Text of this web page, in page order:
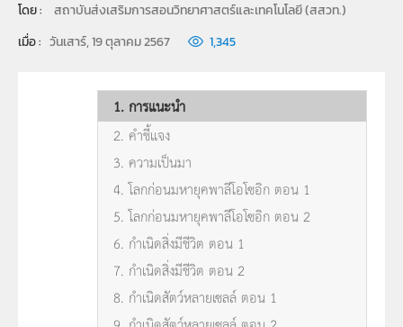
โดย :
สถาบันส่งเสริมการสอนวิทยาศาสตร์และเทคโนโลยี (สสวท.)
เมื่อ : วันเสาร์, 19 ตุลาคม 2567 1,345
1. การแนะนำ
2. คำชี้แจง
3. ความเป็นมา
4. โลกก่อนมหายุคพาลีโอโซอิก ตอน 1
5. โลกก่อนมหายุคพาลีโอโซอิก ตอน 2
6. กำเนิดสิ่งมีชีวิต ตอน 1
7. กำเนิดสิ่งมีชีวิต ตอน 2
8. กำเนิดสัตว์หลายเซลล์ ตอน 1